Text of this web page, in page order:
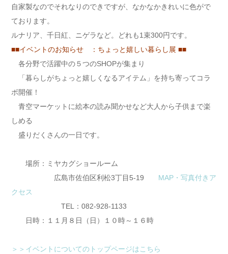
自家製なのでそれなりのできですが、なかなかきれいに色がで
ております。
ルナリア、千日紅、ニゲラなど。どれも1束300円です。
■■イベントのお知らせ ：ちょっと嬉しい暮らし展 ■■
各分野で活躍中の５つのSHOPが集まり
「暮らしがちょっと嬉しくなるアイテム」を持ち寄ってコラ
ボ開催！
青空マーケットに絵本の読み聞かせなど大人から子供まで楽
しめる
盛りだくさんの一日です。
場所：ミヤカグショールーム
広島市佐伯区利松3丁目5-19
MAP・写真付きア
クセス
TEL：082-928-1133
日時：１１月８日（日）１０時～１６時
＞＞イベントについてのトップページはこちら